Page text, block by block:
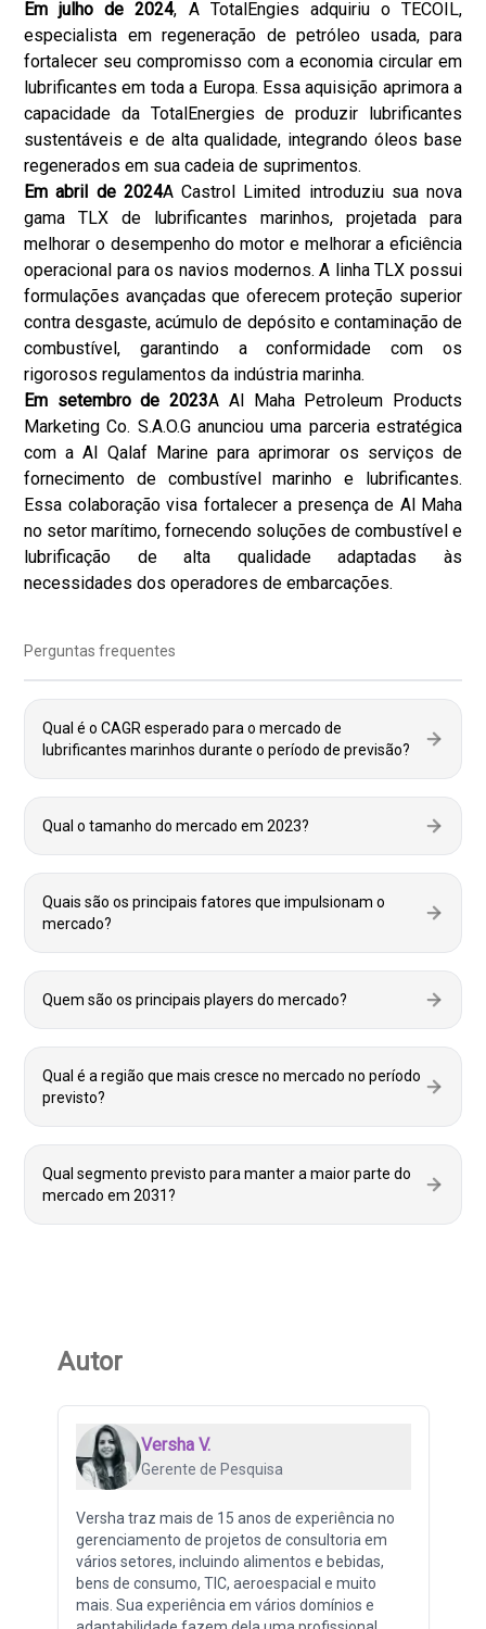
Em julho de 2024, A TotalEngies adquiriu o TECOIL,
especialista em regeneração de petróleo usada, para
fortalecer seu compromisso com a economia circular em
lubrificantes em toda a Europa. Essa aquisição aprimora a
capacidade da TotalEnergies de produzir lubrificantes
sustentáveis e de alta qualidade, integrando óleos base
regenerados em sua cadeia de suprimentos.
Em abril de 2024A Castrol Limited introduziu sua nova
gama TLX de lubrificantes marinhos, projetada para
melhorar o desempenho do motor e melhorar a eficiência
operacional para os navios modernos. A linha TLX possui
formulações avançadas que oferecem proteção superior
contra desgaste, acúmulo de depósito e contaminação de
combustível, garantindo a conformidade com os
rigorosos regulamentos da indústria marinha.
Em setembro de 2023A Al Maha Petroleum Products
Marketing Co. S.A.O.G anunciou uma parceria estratégica
com a Al Qalaf Marine para aprimorar os serviços de
fornecimento de combustível marinho e lubrificantes.
Essa colaboração visa fortalecer a presença de Al Maha
no setor marítimo, fornecendo soluções de combustível e
lubrificação de alta qualidade adaptadas às
necessidades dos operadores de embarcações.
Perguntas frequentes
Qual é o CAGR esperado para o mercado de
lubrificantes marinhos durante o período de previsão?
Qual o tamanho do mercado em 2023?
Quais são os principais fatores que impulsionam o
mercado?
Quem são os principais players do mercado?
Qual é a região que mais cresce no mercado no período
previsto?
Qual segmento previsto para manter a maior parte do
mercado em 2031?
Autor
Versha V.
Gerente de Pesquisa
Versha traz mais de 15 anos de experiência no
gerenciamento de projetos de consultoria em
vários setores, incluindo alimentos e bebidas,
bens de consumo, TIC, aeroespacial e muito
mais. Sua experiência em vários domínios e